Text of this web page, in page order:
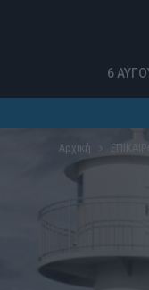
6
Αρχική